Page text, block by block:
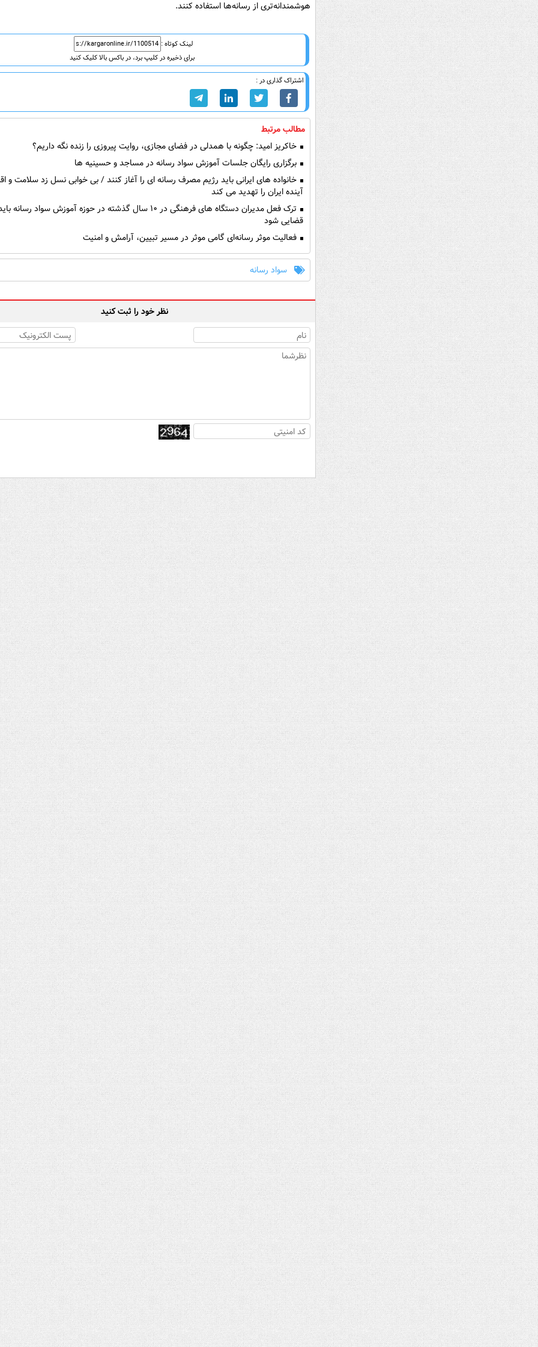
هوشمندانه‌تری از رسانه‌ها استفاده کنند.
لینک کوتاه :
برای ذخیره در کلیپ برد، در باکس بالا کلیک کنید
اشتراک گذاری در :
مطالب مرتبط
خاکریز امید: چگونه با همدلی در فضای مجازی، روایت پیروزی را زنده نگه داریم؟
برگزاری رایگان جلسات آموزش سواد رسانه در مساجد و حسینیه ها
خانواده های ایرانی باید رژیم مصرف رسانه ای را آغاز کنند / بی خوابی نسل زد سلامت و
آینده ایران را تهدید می کند
ترک فعل مدیران دستگاه های فرهنگی در ۱۰ سال گذشته در حوزه آموزش سواد
قضایی شود
فعالیت موثر رسانه‌ای گامی موثر در مسیر تبیین، آرامش و امنیت
سواد رسانه
نظر خود را ثبت کنید